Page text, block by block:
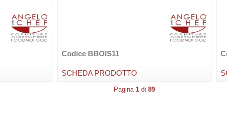
Codice BBOIS11
SCHEDA PRODOTTO
Pagina 1di 89